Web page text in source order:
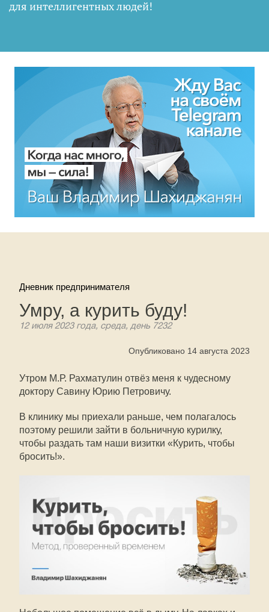
для интеллигентных людей!
Дневник предпринимателя
Умру, а курить буду!
12 июля 2023 года, среда, день 7232
Опубликовано 14 августа 2023
Утром М.Р. Рахматулин отвёз меня к чудесному
доктору Савину Юрию Петровичу.
В клинику мы приехали раньше, чем полагалось
поэтому решили зайти в больничную курилку,
чтобы раздать там наши визитки «Курить, чтобы
бросить!».